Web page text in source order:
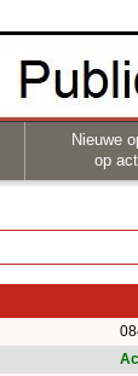
Nieuwe
op